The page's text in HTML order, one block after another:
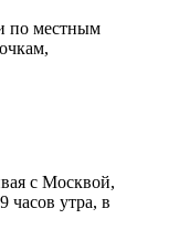
по местным
с Москвой,
часов утра, в